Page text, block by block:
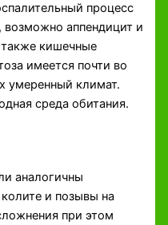
процесс
возможно аппендицит и
также кишечные
имеется почти во
умеренный климат.
среда обитания.
аналогичны
и позывы на
при этом